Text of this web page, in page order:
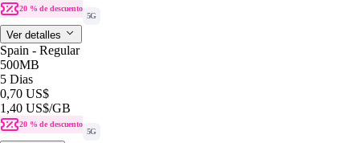
20 % de descuento
5G
Ver detalles
Spain - Regular
500MB
5 Dias
0,70 US$
1,40 US$/GB
20 % de descuento
5G